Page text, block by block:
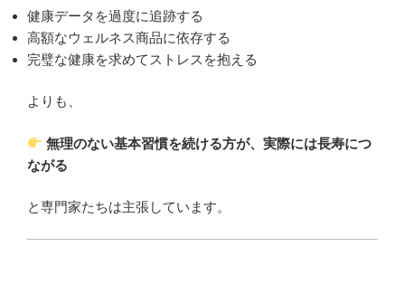
健康データを過度に追跡する
高額なウェルネス商品に依存する
完璧な健康を求めてストレスを抱える
よりも、
無理のない基本習慣を続ける方が、実際には長寿につ
ながる
と専門家たちは主張しています。